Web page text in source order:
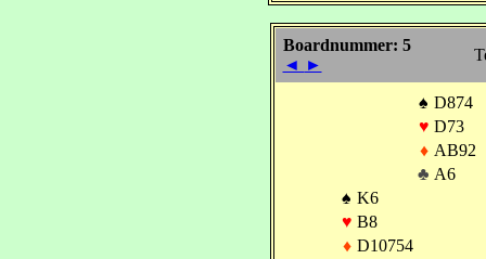
Boardnummer: 5
◄ ►
♠ D874
♥ D73
♦ AB92
♣ A6
♠ K6
♥ B8
♦ D10754